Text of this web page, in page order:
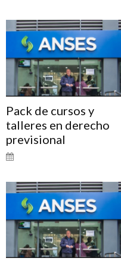
Pack de cursos y
talleres en derecho
previsional